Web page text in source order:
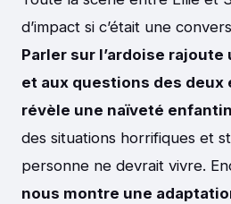
d’impact si c’était une
Parler sur l’ardoise
et aux questions des
révèle une naïveté
des situations horrifiques et
personne ne devrait vivre.
nous montre une